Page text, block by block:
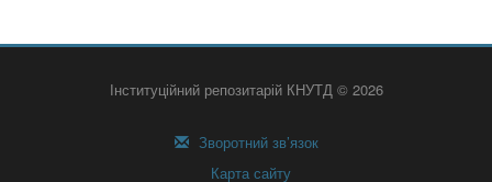
Інституційний репозитарій КНУТД © 2026
Зворотний зв’язок
Карта сайту